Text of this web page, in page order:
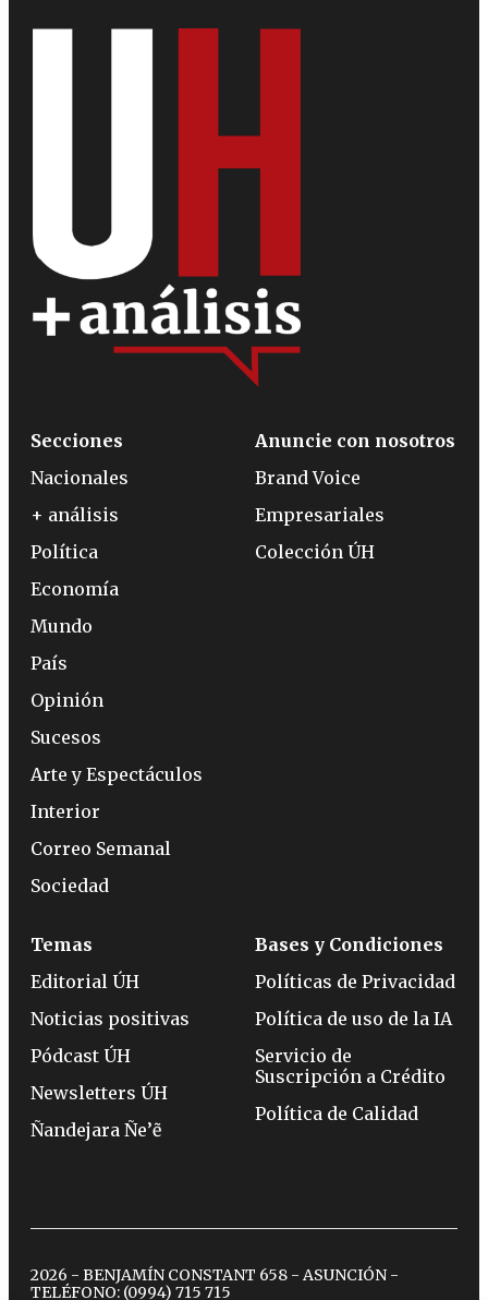
Secciones
Nacionales
+ análisis
Política
Economía
Mundo
País
Opinión
Sucesos
Arte y Espectáculos
Interior
Correo Semanal
Sociedad
Anuncie con nosotros
Brand Voice
Empresariales
Colección ÚH
Temas
Editorial ÚH
Noticias positivas
Pódcast ÚH
Newsletters ÚH
Ñandejara Ñe’ẽ
Bases y Condiciones
Políticas de Privacidad
Política de uso de la IA
Servicio de
Suscripción a Crédito
Política de Calidad
2026 - BENJAMÍN CONSTANT 658 - ASUNCIÓN -
TELÉFONO: (0994) 715 715